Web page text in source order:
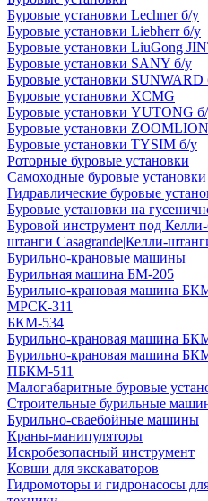
Буровые установки Lechner б/у
Буровые установки Liebherr б/у
Буровые установки LiuGong
Буровые установки SANY б/у
Буровые установки SUNWARD
Буровые установки XCMG
Буровые установки YUTONG
Буровые установки
Буровые установки TYSIM б/у
Роторные буровые установки
Самоходные буровые установки
Гидравлические буровые
Буровые установки на
Буровой инструмент под
штанги Casagrande|Келли-
Бурильно-крановые машины
Бурильная машина БМ-205
Бурильно-крановая машина
МРСК-311
БКМ-534
Бурильно-крановая машина
Бурильно-крановая машина
ПБКМ-511
Малогабаритные буровые
Строительные бурильные
Бурильно-сваебойные машины
Краны-манипуляторы
Искробезопасный инструмент
Ковши для экскаваторов
Гидромоторы и гидронасосы